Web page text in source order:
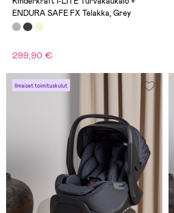
ENDURA SAFE FX Telakka, Grey
299,90 €
Ilmaiset toimituskulut